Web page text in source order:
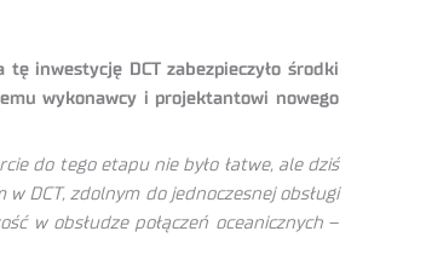
inwestycję DCT zabezpieczyło środki
wykonawcy i projektantowi nowego
do tego etapu nie było łatwe, ale dziś
DCT, zdolnym do jednoczesnej obsługi
w obsłudze połączeń oceanicznych–